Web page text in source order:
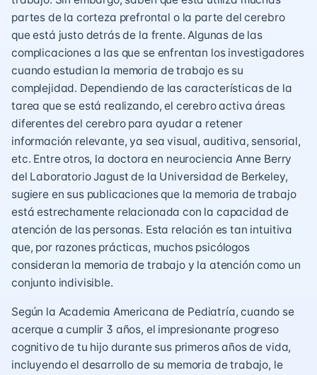
partes de la corteza prefrontal o la parte del cerebro
que está justo detrás de la frente. Algunas de las
complicaciones a las que se enfrentan los investigadores
cuando estudian la memoria de trabajo es su
complejidad. Dependiendo de las características de la
tarea que se está realizando, el cerebro activa áreas
diferentes del cerebro para ayudar a retener
información relevante, ya sea visual, auditiva, sensorial,
etc. Entre otros, la doctora en neurociencia Anne Berry
del Laboratorio Jagust de la Universidad de Berkeley,
sugiere en sus publicaciones que la memoria de trabajo
está estrechamente relacionada con la capacidad de
atención de las personas. Esta relación es tan intuitiva
que, por razones prácticas, muchos psicólogos
consideran la memoria de trabajo y la atención como un
conjunto indivisible.
Según la Academia Americana de Pediatría, cuando se
acerque a cumplir 3 años, el impresionante progreso
cognitivo de tu hijo durante sus primeros años de vida,
incluyendo el desarrollo de su memoria de trabajo, le